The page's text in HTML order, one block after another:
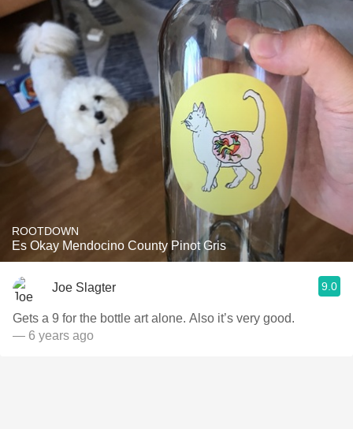
ROOTDOWN
Es Okay Mendocino County Pinot Gris
Joe Slagter 9.0
Gets a 9 for the bottle art alone. Also it’s very good.
— 6 years ago